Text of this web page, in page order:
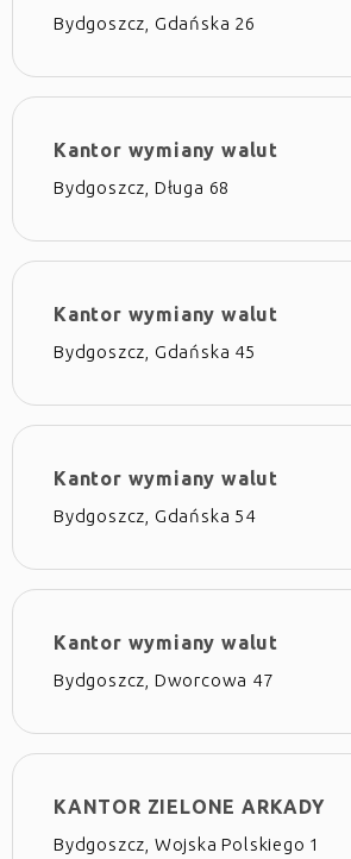
Bydgoszcz, Gdańska 26
Kantor wymiany walut
Bydgoszcz, Długa 68
Kantor wymiany walut
Bydgoszcz, Gdańska 45
Kantor wymiany walut
Bydgoszcz, Gdańska 54
Kantor wymiany walut
Bydgoszcz, Dworcowa 47
KANTOR ZIELONE ARKADY
Bydgoszcz, Wojska Polskiego 1